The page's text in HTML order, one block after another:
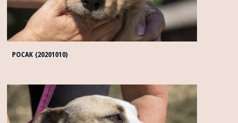
POCAK (20201010)